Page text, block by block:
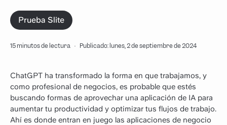
Prueba Slite
15 minutos de lectura · Publicado: lunes, 2 de septiembre de 2024
ChatGPT ha transformado la forma en que trabajamos, y
como profesional de negocios, es probable que estés
buscando formas de aprovechar una aplicación de IA para
aumentar tu productividad y optimizar tus flujos de trabajo.
Ahí es donde entran en juego las aplicaciones de negocio